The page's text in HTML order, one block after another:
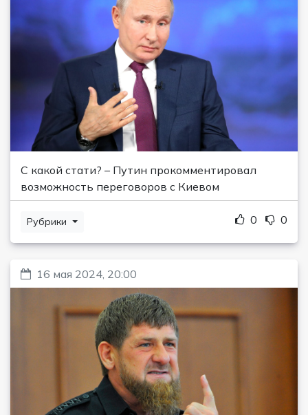
С какой стати? – Путин прокомментировал
возможность переговоров с Киевом
Рубрики 0 0
16 мая 2024, 20:00